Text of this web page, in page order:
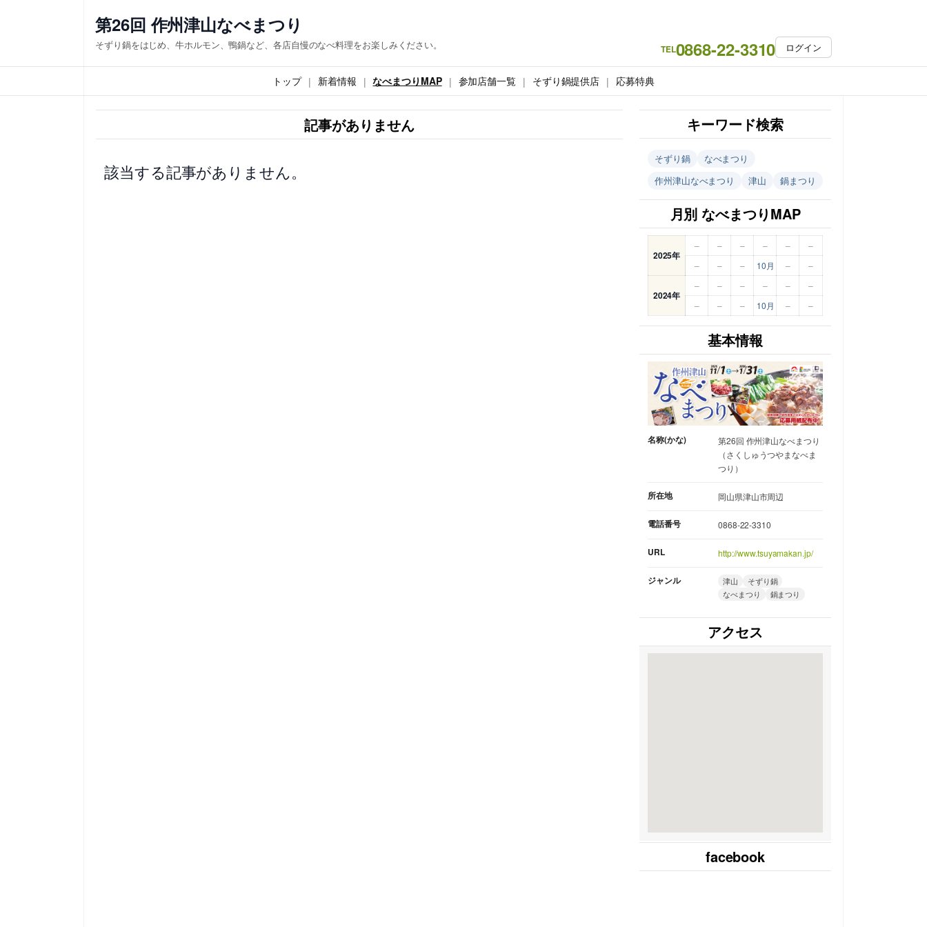
ス
キ
第26回 作州津山なべまつり
そずり鍋をはじめ、牛ホルモン、鴨鍋など、各店自慢のなべ料理をお楽しみください。 TEL0868-22-3310 ログイン
トップ 新着情報 なべまつりMAP 参加店舗一覧 そずり鍋提供店 応募特典
記事がありません
該当する記事がありません。
キーワード検索
そずり鍋
なべまつり
作州津山なべまつり
津山 鍋まつり
月別 なべまつりMAP
2025年
– – – – –
–
–
– – 10月 – –
2024年
– – – – –
–
–
– – 10月 – –
基本情報
名称(かな)
第26回 作州津山なべまつり
（さくしゅうつやまなべま
つり）
所在地 岡山県津山市周辺
電話番号 0868-22-3310
URL http://www.tsuyamakan.jp/
ジャンル 津山
そずり鍋
なべまつり
鍋まつり
アクセス
facebook